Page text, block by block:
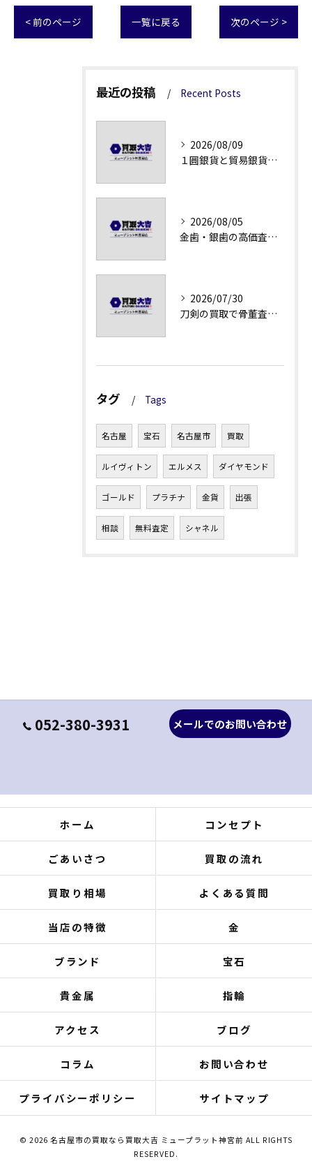
< 前のページ 一覧に戻る 次のページ >
最近の投稿 Recent Posts
2026/08/09
１圓銀貨と貿易銀貨の買取価格解説
2026/08/05
金歯・銀歯の高価査定法徹底解説
2026/07/30
刀剣の買取で骨董査定の注意点
タグ Tags
名古屋 宝石 名古屋市 買取
ルイヴィトン エルメス ダイヤモンド
ゴールド プラチナ 金貨 出張
相談 無料査定 シャネル
052-380-3931 メールでのお問い合わせ
ホーム コンセプト
ごあいさつ 買取の流れ
買取り相場 よくある質問
当店の特徴 金
ブランド 宝石
貴金属 指輪
アクセス ブログ
コラム お問い合わせ
プライバシーポリシー サイトマップ
© 2026 名古屋市の買取なら買取大吉 ミュープラット神宮前 ALL RIGHTS
RESERVED.